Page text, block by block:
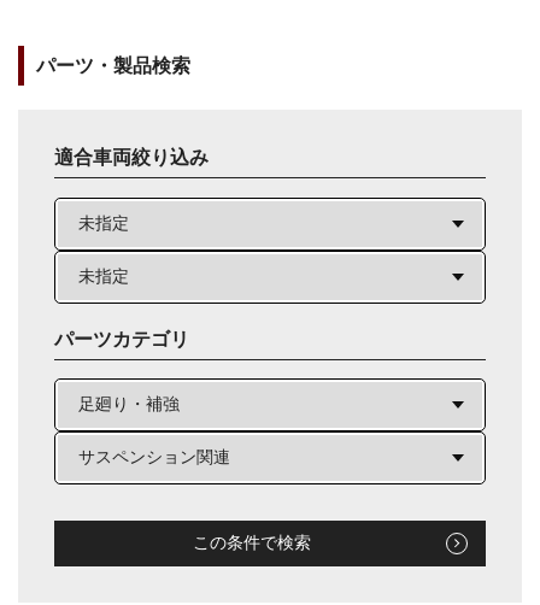
パーツ・製品検索
適合車両絞り込み
パーツカテゴリ
この条件で検索